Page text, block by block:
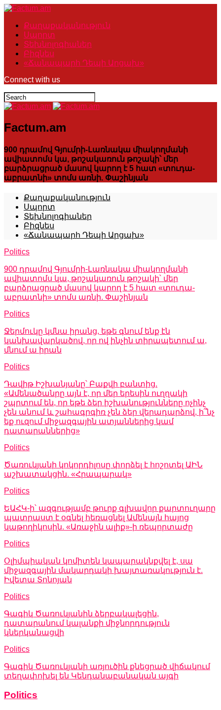
Քաղաքականություն
Սպորտ
Տեխնոլոգիաներ
Բիզնես
«Ճանապարհ Դեպի Արցախ»
Connect with us
Factum.am
900 դրամով Գյումրի-Լառնակա միակողմանի
ավիատոմս կա, թոշակառուն թոշակի՝ մեր
բարձրացրած մասով կարող է 5 հատ «տուդա-
աբրատնի» տոմս առնի. Փաշինյան
Քաղաքականություն
Սպորտ
Տեխնոլոգիաներ
Բիզնես
«Ճանապարհ Դեպի Արցախ»
Politics
900 դրամով Գյումրի-Լառնակա միակողմանի
ավիատոմս կա, թոշակառուն թոշակի՝ մեր
բարձրացրած մասով կարող է 5 հատ «տուդա-
աբրատնի» տոմս առնի. Փաշինյան
Politics
Ջերմուկը կմնա իրանց, եթե գնում ենք էն
կանխավարկածով, որ ով ինչին տիրապետում ա,
մնում ա իրան
Politics
Դավիթ Իշխանյանը՝ Բաքվի բանտից.
«Ամենածանրը այն է, որ մեր երեսին ուղղակի
շպրտում են, որ եթե ձեր իշխանությունները ոչինչ
չեն անում և շահագրգիռ չեն ձեր վերադարձով, ի՞նչ
եք ուզում միջազգային ատյաններից կամ
դատարաններից»
Politics
Ծառուկյանի կոկորդիլոսը փորձել է հոշոտել ԱԻՆ
աշխատակցին. «Հրապարակ»
Politics
ԵԱՀԿ-ի՝ ազգությամբ թուրք գլխավոր քարտուղարը
պատրաստ է օգնել հեռացնել Ամենայն հայոց
կաթողիկոսին. «Առաջին ալիք»-ի ռեպորտաժը
Politics
Օլիմպիական կոմիտեն կապարակնքվել է, սա
միջազգային մակարդակի խայտառակություն է.
Իվետա Տոնոյան
Politics
Գագիկ Ծառուկյանին ձերբակալեցին,
դատարանում կալանքի միջնորդություն
կներկանացվի
Politics
Գագիկ Ծառուկյանի առյուծին քնեցրած վիճակում
տեղափոխել են Կենդանաբանական այգի
Politics